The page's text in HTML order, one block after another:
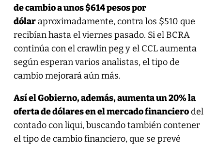
de cambio a unos $614 pesos por
dólaraproximadamente, contra los $510 que
recibían hasta el viernes pasado. Si el BCRA
continúa con el crawlin peg y el CCL aumenta
según esperan varios analistas, el tipo de
cambio mejorará aún más.
Así el Gobierno, además, aumenta un 20% la
oferta de dólares en el mercado financierodel
contado con liqui, buscando también contener
el tipo de cambio financiero, que se prevé